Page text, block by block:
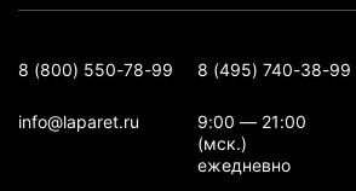
8 (800) 550-78-99 8 (495) 740-38-99
info@laparet.ru
9:00 — 21:00
(мск.)
ежедневно